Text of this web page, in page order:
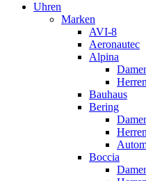
Uhren
Marken
AVI-8
Aeronautec
Alpina
Herren
Bauhaus
Bering
Herren
Boccia